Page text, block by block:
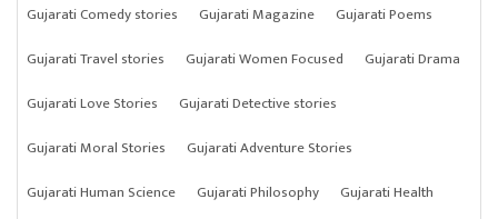
Gujarati Comedy stories
Gujarati Magazine
Gujarati Poems
Gujarati Travel stories
Gujarati Women Focused
Gujarati Drama
Gujarati Love Stories
Gujarati Detective stories
Gujarati Moral Stories
Gujarati Adventure Stories
Gujarati Human Science
Gujarati Philosophy Gujarati Health